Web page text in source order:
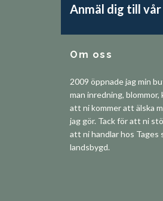
Anmäl dig till
Om oss
2009 öppnade jag min
man inredning,
att ni kommer att älska
jag gör. Tack för att ni
att ni handlar hos
landsbygd.